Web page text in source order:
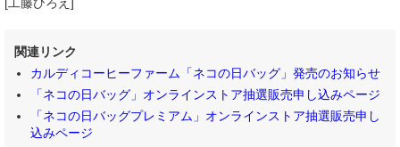
[工藤ひろえ]
関連リンク
カルディコーヒーファーム「ネコの日バッグ」発売のお知らせ
「ネコの日バッグ」オンラインストア抽選販売申し込みページ
「ネコの日バッグプレミアム」オンラインストア抽選販売申し
込みページ